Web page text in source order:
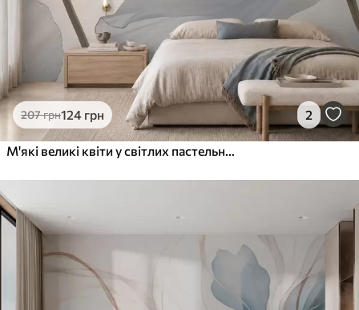
1216 730грн /м²
Peel and Stick
1458875
207грн124 грн 2